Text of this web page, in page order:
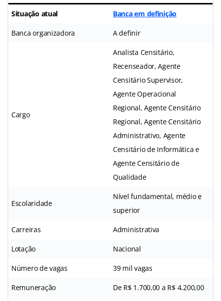
Situação atual Banca em definição
Banca organizadora A definir
Cargo
Analista Censitário,
Recenseador, Agente
Censitário Supervisor,
Agente Operacional
Regional, Agente Censitário
Regional, Agente Censitário
Administrativo, Agente
Censitário de Informática e
Agente Censitário de
Qualidade
Escolaridade
Nível fundamental, médio e
superior
Carreiras Administrativa
Lotação Nacional
Número de vagas 39 mil vagas
Remuneração De R$ 1.700,00 a R$ 4.200,00